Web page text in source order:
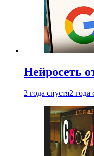
Нейросеть
2 года спустя2 года